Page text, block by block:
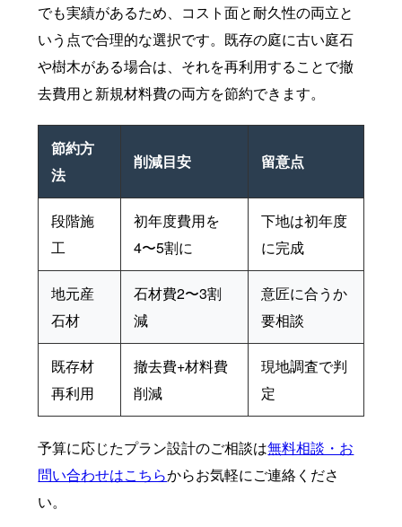
でも実績があるため、コスト面と耐久性の両立と
いう点で合理的な選択です。既存の庭に古い庭石
や樹木がある場合は、それを再利用することで撤
去費用と新規材料費の両方を節約できます。
節約方
法
削減目安 留意点
段階施
工
初年度費用を
4〜5割に
下地は初年度
に完成
地元産
石材
石材費2〜3割
減
意匠に合うか
要相談
既存材
再利用
撤去費+材料費
削減
現地調査で判
定
予算に応じたプラン設計のご相談は無料相談・お
問い合わせはこちらからお気軽にご連絡くださ
い。